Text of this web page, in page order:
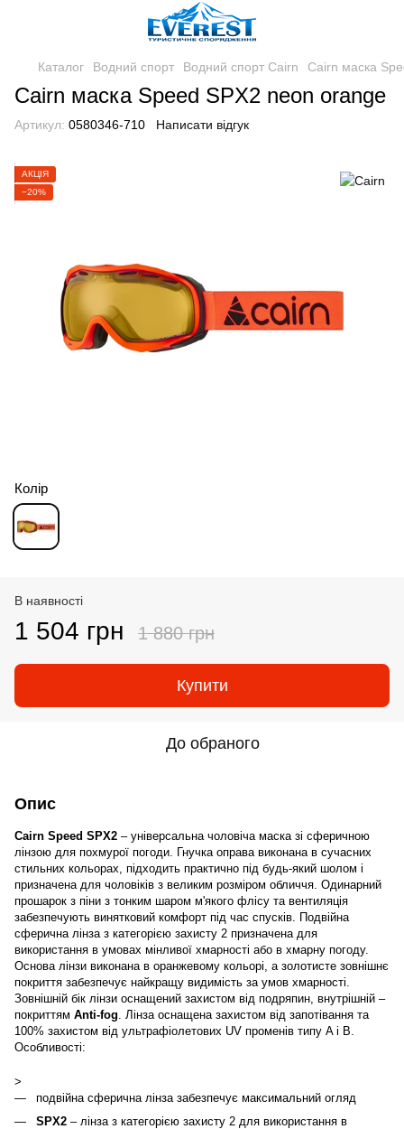
Каталог Водний спорт Водний спорт Cairn Cairn маска
Cairn маска Speed SPX2 neon orange
Артикул: 0580346-710 Написати відгук
АКЦІЯ
−20%
Колір
В наявності
1 504 грн 1 880 грн
Купити
До обраного
Опис
Cairn Speed SPX2 – універсальна чоловіча маска зі сферичною
лінзою для похмурої погоди. Гнучка оправа виконана в сучасних
стильних кольорах, підходить практично під будь-який шолом і
призначена для чоловіків з великим розміром обличчя. Одинарний
прошарок з піни з тонким шаром м'якого флісу та вентиляція
забезпечують винятковий комфорт під час спусків. Подвійна
сферична лінза з категорією захисту 2 призначена для
використання в умовах мінливої хмарності або в хмарну погоду.
Основа лінзи виконана в оранжевому кольорі, а золотисте зовнішнє
покриття забезпечує найкращу видимість за умов хмарності.
Зовнішній бік лінзи оснащений захистом від подряпин, внутрішній –
покриттям Anti-fog . Лінза оснащена захистом від запотівання та
100% захистом від ультрафіолетових UV променів типу A і B.
Особливості:
>
подвійна сферична лінза забезпечує максимальний огляд
SPX2 – лінза з категорією захисту 2 для використання в